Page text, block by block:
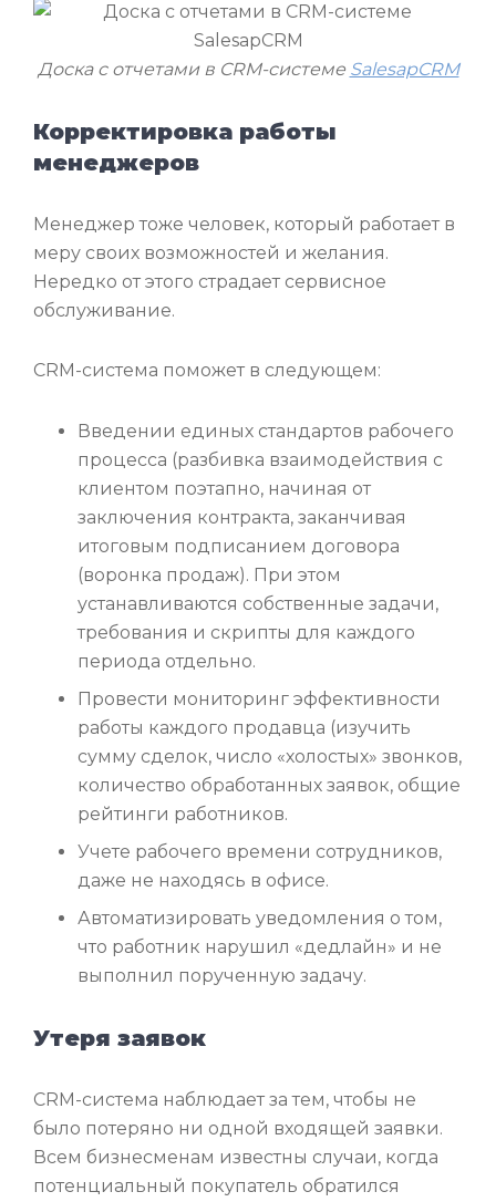
Доска с отчетами в CRM-системе SalesapCRM
Корректировка работы
менеджеров
Менеджер тоже человек, который работает в
меру своих возможностей и желания.
Нередко от этого страдает сервисное
обслуживание.
CRM-система поможет в следующем:
Введении единых стандартов рабочего
процесса (разбивка взаимодействия с
клиентом поэтапно, начиная от
заключения контракта, заканчивая
итоговым подписанием договора
(воронка продаж). При этом
устанавливаются собственные задачи,
требования и скрипты для каждого
периода отдельно.
Провести мониторинг эффективности
работы каждого продавца (изучить
сумму сделок, число «холостых» звонков,
количество обработанных заявок, общие
рейтинги работников.
Учете рабочего времени сотрудников,
даже не находясь в офисе.
Автоматизировать уведомления о том,
что работник нарушил «дедлайн» и не
выполнил порученную задачу.
Утеря заявок
CRM-система наблюдает за тем, чтобы не
было потеряно ни одной входящей заявки.
Всем бизнесменам известны случаи, когда
потенциальный покупатель обратился